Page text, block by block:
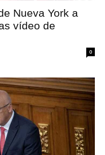
Nueva York a
vídeo de
0